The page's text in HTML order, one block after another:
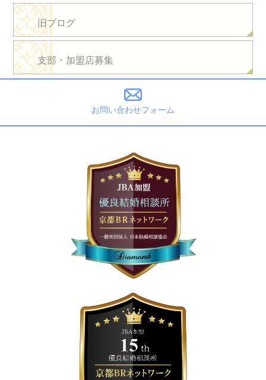
旧ブログ
支部・加盟店募集
お問い合わせフォーム